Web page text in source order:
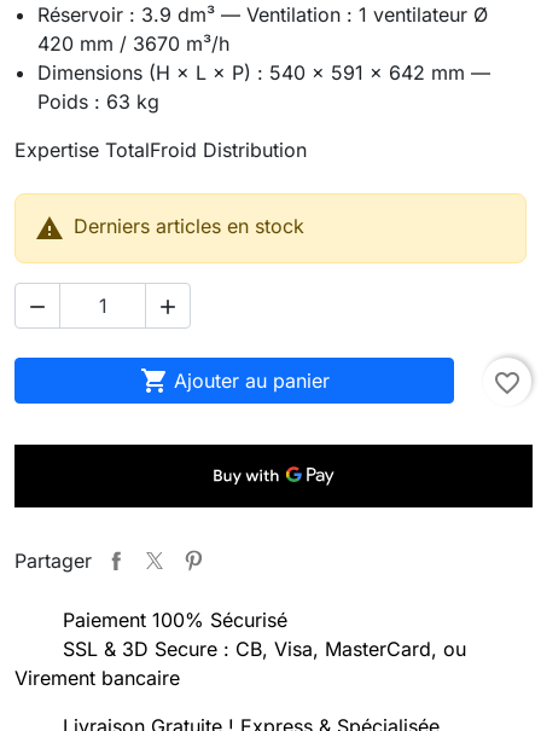
Réservoir : 3.9 dm³ — Ventilation : 1 ventilateur Ø
420 mm / 3670 m³/h
Dimensions (H × L × P) : 540 × 591 × 642 mm —
Poids : 63 kg
Expertise TotalFroid Distribution
 Derniers articles en stock
 
 Ajouter au panier favorite_border
Partager
Paiement 100% Sécurisé
SSL & 3D Secure : CB, Visa, MasterCard, ou
Virement bancaire
Livraison Gratuite ! Express & Spécialisée